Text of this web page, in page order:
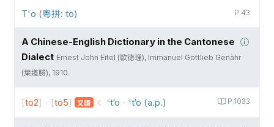
P.43
T'o (粵拼: to)
A Chinese-English Dictionary in the Cantonese
Dialect Ernest John Eitel (歐德理), Immanuel Gottlieb Genähr
(葉道勝), 1910
P.1033
[to2] · [to5] 又讀 ꜂t‘o · ꜃t‘o (a.p.)